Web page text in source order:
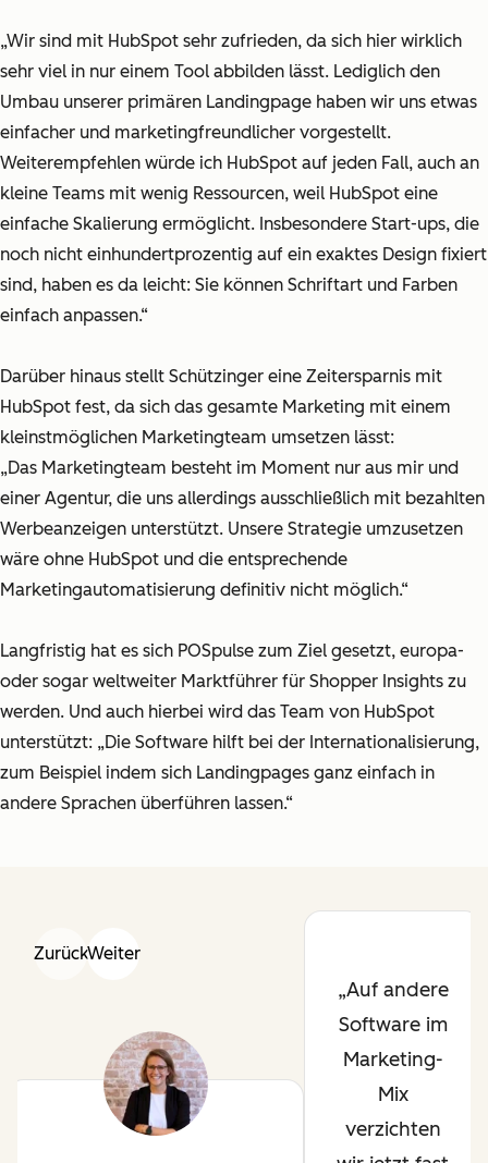
„Wir sind mit HubSpot sehr zufrieden, da sich hier wirklich
sehr viel in nur einem Tool abbilden lässt. Lediglich den
Umbau unserer primären Landingpage haben wir uns etwas
einfacher und marketingfreundlicher vorgestellt.
Weiterempfehlen würde ich HubSpot auf jeden Fall, auch an
kleine Teams mit wenig Ressourcen, weil HubSpot eine
einfache Skalierung ermöglicht. Insbesondere Start-ups, die
noch nicht einhundertprozentig auf ein exaktes Design fixiert
sind, haben es da leicht: Sie können Schriftart und Farben
einfach anpassen.“
Darüber hinaus stellt Schützinger eine Zeitersparnis mit
HubSpot fest, da sich das gesamte Marketing mit einem
kleinstmöglichen Marketingteam umsetzen lässt:
„Das Marketingteam besteht im Moment nur aus mir und
einer Agentur, die uns allerdings ausschließlich mit bezahlten
Werbeanzeigen unterstützt. Unsere Strategie umzusetzen
wäre ohne HubSpot und die entsprechende
Marketingautomatisierung definitiv nicht möglich.“
Langfristig hat es sich POSpulse zum Ziel gesetzt, europa-
oder sogar weltweiter Marktführer für Shopper Insights zu
werden. Und auch hierbei wird das Team von HubSpot
unterstützt: „Die Software hilft bei der Internationalisierung,
zum Beispiel indem sich Landingpages ganz einfach in
andere Sprachen überführen lassen.“
ZurückWeiter
Auf andere
Software im
Marketing-
Mix
verzichten